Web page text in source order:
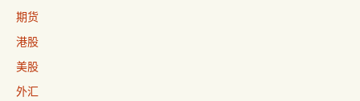
期货
港股
美股
外汇